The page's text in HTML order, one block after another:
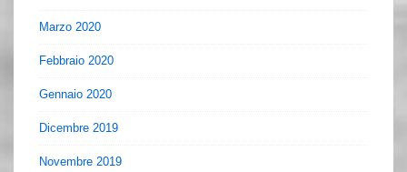
Marzo 2020
Febbraio 2020
Gennaio 2020
Dicembre 2019
Novembre 2019